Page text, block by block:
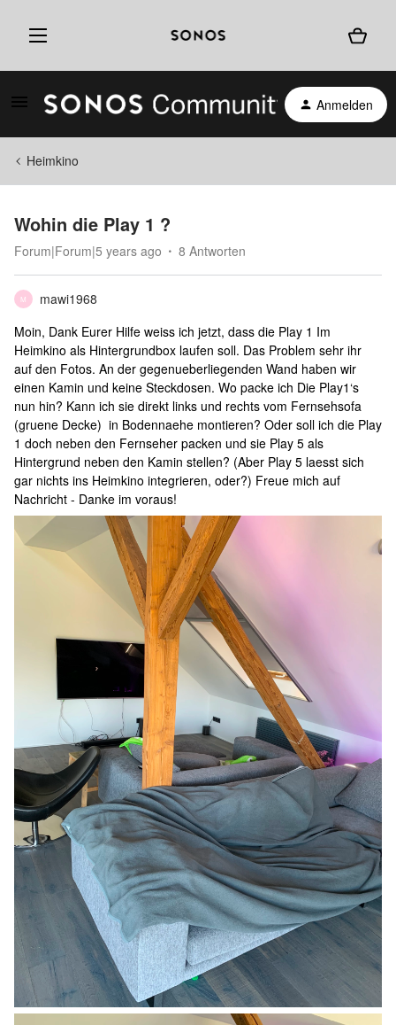
Anmelden
Heimkino
Wohin die Play 1 ?
Forum|Forum|5 years ago 8 Antworten
M
mawi1968
Moin, Dank Eurer Hilfe weiss ich jetzt, dass die Play 1 Im
Heimkino als Hintergrundbox laufen soll. Das Problem sehr ihr
auf den Fotos. An der gegenueberliegenden Wand haben wir
einen Kamin und keine Steckdosen. Wo packe ich Die Play1‘s
nun hin? Kann ich sie direkt links und rechts vom Fernsehsofa
(gruene Decke) in Bodennaehe montieren? Oder soll ich die Play
1 doch neben den Fernseher packen und sie Play 5 als
Hintergrund neben den Kamin stellen? (Aber Play 5 laesst sich
gar nichts ins Heimkino integrieren, oder?) Freue mich auf
Nachricht - Danke im voraus!